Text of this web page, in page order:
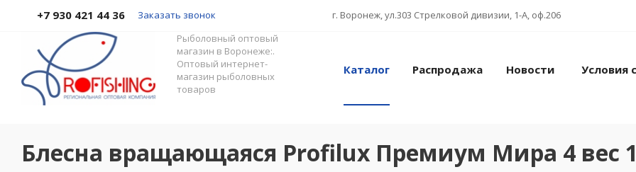
+7 930 421 44 36 Заказать звонок
г. Воронеж, ул.303 Стрелковой дивизии, 1-А, оф.206
Рыболовный оптовый
магазин в Воронеже:.
Оптовый интернет-
магазин рыболовных
товаров
Каталог Распродажа Новости Условия
Блесна вращающаяся Profilux Премиум Мира 4 вес